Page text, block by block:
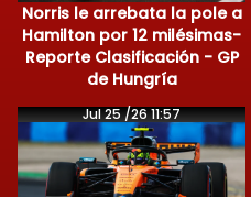
Norris le arrebata la pole a
Hamilton por 12 milésimas-
Reporte Clasificación - GP
de Hungría
Jul 25 /26 11:57